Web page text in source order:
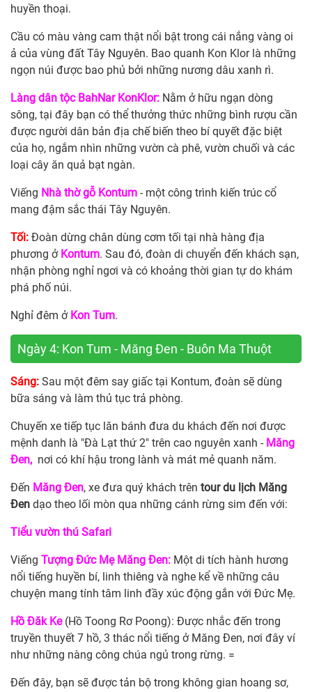
huyền thoại.
Cầu có màu vàng cam thật nổi bật trong cái nắng vàng oi
ả của vùng đất Tây Nguyên. Bao quanh Kon Klor là những
ngọn núi được bao phủ bởi những nương dâu xanh rì.
Làng dân tộc BahNar KonKlor: Nằm ở hữu ngạn dòng
sông, tại đây bạn có thể thưởng thức những bình rượu cần
được người dân bản địa chế biến theo bí quyết đặc biệt
của họ, ngắm nhìn những vườn cà phê, vườn chuối và các
loại cây ăn quả bạt ngàn.
Viếng Nhà thờ gỗ Kontum - một công trình kiến trúc cổ
mang đậm sắc thái Tây Nguyên.
Tối: Đoàn dừng chân dùng cơm tối tại nhà hàng địa
phương ở Kontum. Sau đó, đoàn di chuyển đến khách sạn,
nhận phòng nghỉ ngơi và có khoảng thời gian tự do khám
phá phố núi.
Nghỉ đêm ở Kon Tum.
Ngày 4: Kon Tum - Măng Đen - Buôn Ma Thuột
Sáng: Sau một đêm say giấc tại Kontum, đoàn sẽ dùng
bữa sáng và làm thủ tục trả phòng.
Chuyến xe tiếp tục lăn bánh đưa du khách đến nơi được
mệnh danh là "Đà Lạt thứ 2" trên cao nguyên xanh - Măng
Đen, nơi có khí hậu trong lành và mát mẻ quanh năm.
Đến Măng Đen, xe đưa quý khách trên tour du lịch Măng
Đen dạo theo lối mòn qua những cánh rừng sim đến với:
Tiểu vườn thú Safari
Viếng Tượng Đức Mẹ Măng Đen: Một di tích hành hương
nổi tiếng huyền bí, linh thiêng và nghe kể về những câu
chuyện mang tính tâm linh đầy xúc động gắn với Đức Mẹ.
Hồ Đăk Ke(Hồ Toong Rơ Poong): Được nhắc đến trong
truyền thuyết 7 hồ, 3 thác nổi tiếng ở Măng Đen, nơi đây ví
như những nàng công chúa ngủ trong rừng. =
Đến đây, bạn sẽ được tản bộ trong không gian hoang sơ,